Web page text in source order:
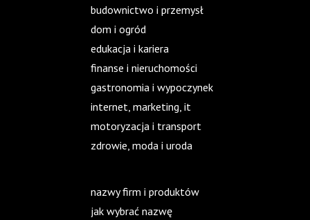
budownictwo i przemysł
dom i ogród
edukacja i kariera
finanse i nieruchomości
gastronomia i wypoczynek
internet, marketing, it
motoryzacja i transport
zdrowie, moda i uroda
nazwy firm i produktów
jak wybrać nazwę